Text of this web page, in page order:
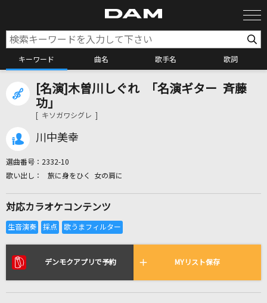
キーワード 曲名 歌手名 歌詞
カラオケ検索
カラオケリクエスト
リアルタイムで歌われている曲の一覧
サウダージ
[名演]木曽川しぐれ 「名演ギター 斉藤
功」
[ キソガワシグレ ]
川中美幸
選曲番号： 2332-10
旅に身をひく 女の肩に
対応カラオケコンテンツ
デンモクアプリで予約 MYリスト保存